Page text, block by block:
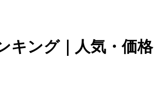
キング｜人気・価